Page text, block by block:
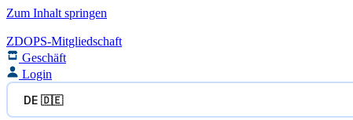
Zum Inhalt springen
ZDOPS-Mitgliedschaft
Geschäft
Login
DE 🇩🇪